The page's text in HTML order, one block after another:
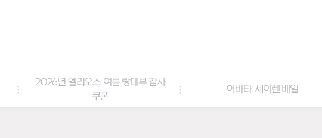
2026년 엘리오스 여름 랑데부 감사
쿠폰
아바타: 세이렌 베일